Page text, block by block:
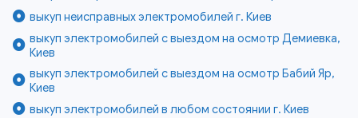
выкуп неисправных электромобилей г. Киев
выкуп электромобилей с выездом на осмотр Демиевка,
Киев
выкуп электромобилей с выездом на осмотр Бабий Яр,
Киев
выкуп электромобилей в любом состоянии г. Киев